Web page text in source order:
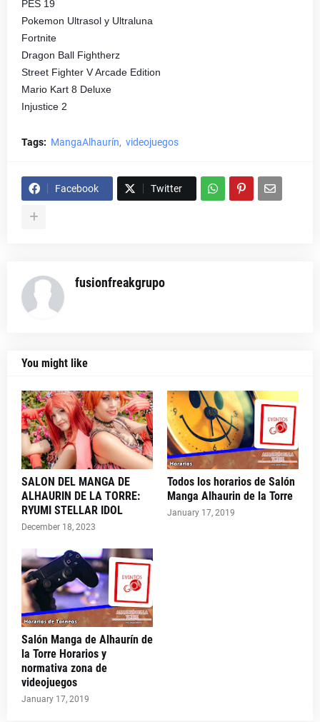
PES 19
Pokemon Ultrasol y Ultraluna
Fortnite
Dragon Ball Fightherz
Street Fighter V Arcade Edition
Mario Kart 8 Deluxe
Injustice 2
Tags: MangaAlhaurín videojuegos
Facebook Twitter
fusionfreakgrupo
You might like
SALON DEL MANGA DE
ALHAURIN DE LA TORRE:
RYUMI STELLAR IDOL
December 18, 2023
Todos los horarios de Salón
Manga Alhaurin de la Torre
January 17, 2019
Salón Manga de Alhaurín de
la Torre Horarios y
normativa zona de
videojuegos
January 17, 2019